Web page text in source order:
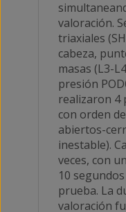
valoración.
triaxiales
cabeza,
masas (L3-
presión
realizaron 4
con orden
abiertos-
inestable).
veces, con
10
prueba. La
valoración